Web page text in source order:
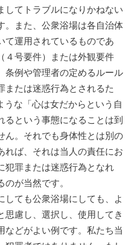
してトラブルになりかねない
。また、公衆浴場は各自治体
て運用されているものであ
４号要件）または外観要件
条例や管理者の定めるルール
または迷惑行為とされるた
うな「心は女だからという自
という事態になることは到
ん。それでも身体性とは別の
れば、それは当人の責任にお
犯罪または迷惑行為となれ
が当然です。
ても公衆浴場にしても、よ
思慮し、選択し、使用してき
などがよい例です。私たち当